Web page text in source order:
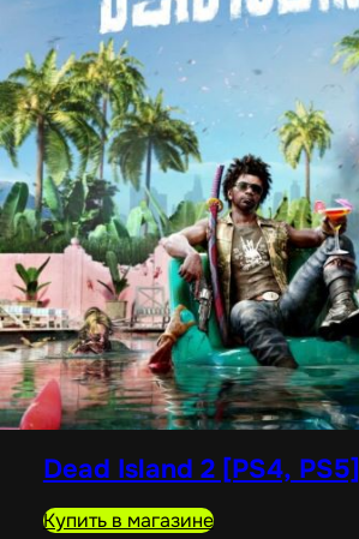
Dead Island 2 [PS4, PS5]
Купить в магазине